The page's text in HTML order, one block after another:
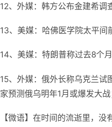
12、外媒：韩方公布金建希调
13、美媒：哈佛医学院太平间
14、美媒：特朗普称过去8个
15、外媒：俄外长称乌克兰试
家预测俄乌明年1月或爆发大
【微语】在时间的流逝里，没